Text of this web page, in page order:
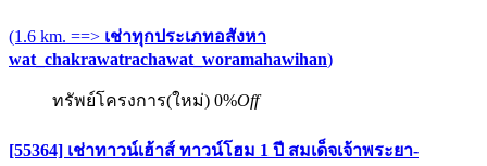
(1.6 km. ==> เช่าทุกประเภทอสังหา
wat_chakrawatrachawat_woramahawihan)
ทรัพย์โครงการ(ใหม่) 0%Off
[55364] เช่าทาวน์เฮ้าส์ ทาวน์โฮม 1 ปี สมเด็จเจ้าพระยา-